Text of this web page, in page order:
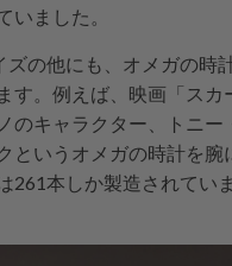
いました。
ズの他にも、オメガの時
す。例えば、映画「スカ
のキャラクター、トニー
というオメガの時計を腕
261本しか製造されてい